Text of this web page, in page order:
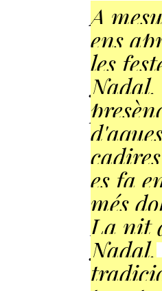
A
ens
les
es fa
més
La nit
Nadal,